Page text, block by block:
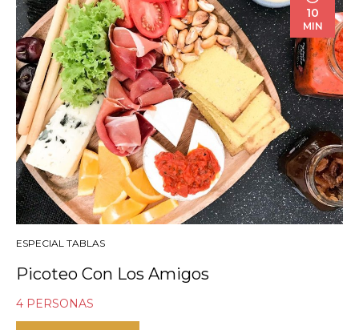
10
MIN
ESPECIAL TABLAS
Picoteo Con Los Amigos
4 PERSONAS